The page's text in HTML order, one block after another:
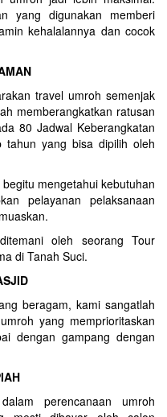
yang digunakan memberi
kehalalannya dan cocok
travel umroh semenjak
memberangkatkan ratusan
80 Jadwal Keberangkatan
yang bisa dipilih oleh
mengetahui kebutuhan
pelayanan pelaksanaan
oleh seorang Tour
di Tanah Suci.
beragam, kami sangatlah
yang memprioritaskan
dengan gampang dengan
perencanaan umroh